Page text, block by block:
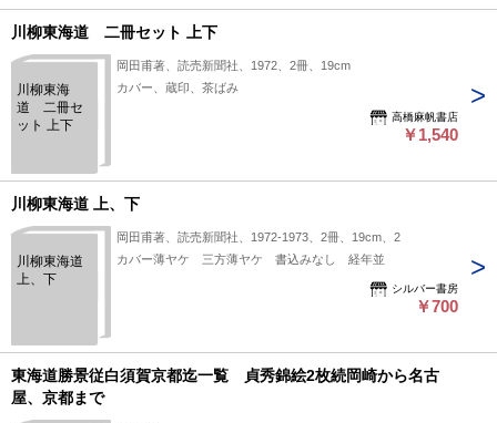
す○大坂より京都まで鉄道建築を知会すべし○職員表編成式,列
目5項目○太政官布告○和本古書古文書 180ｘ120mm ３丁＋１
川柳東海道 二冊セット 上下
川柳東海
道 二冊セ
ット 上下
岡田甫著、読売新聞社、1972、2冊、19cm
カバー、蔵印、茶ばみ
高橋麻帆書店
￥1,540
川柳東海道 上、下
川柳東海道
上、下
岡田甫著、読売新聞社、1972-1973、2冊、19cm、2
カバー薄ヤケ 三方薄ヤケ 書込みなし 経年並
シルバー書房
￥700
東海道勝景従白須賀京都迄一覧 貞秀錦絵2枚続岡崎から名古
屋、京都まで